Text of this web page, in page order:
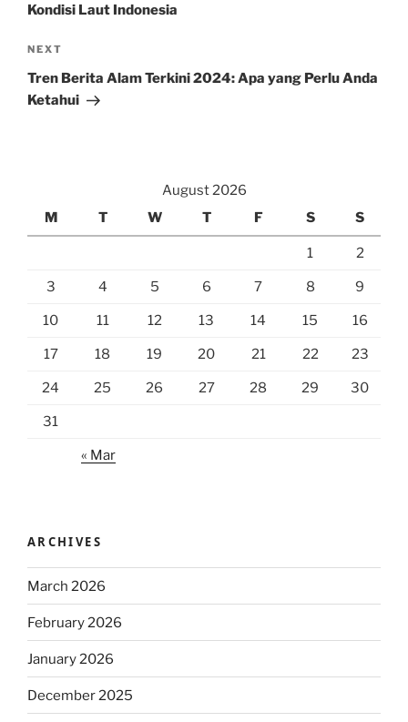
Kondisi Laut Indonesia
Next
Post
NEXT
Tren Berita Alam Terkini 2024: Apa yang Perlu Anda
Ketahui
August 2026
M
T W T F S S
1 2
3 4 5 6 7 8 9
10 11 12 13 14 15 16
17 18 19 20 21 22 23
24 25 26 27 28 29 30
31
« Mar
ARCHIVES
March 2026
February 2026
January 2026
December 2025